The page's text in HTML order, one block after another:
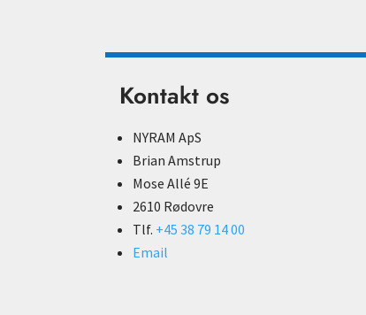
Kontakt os
NYRAM ApS
Brian Amstrup
Mose Allé 9E
2610 Rødovre
Tlf. +45 38 79 14 00
Email